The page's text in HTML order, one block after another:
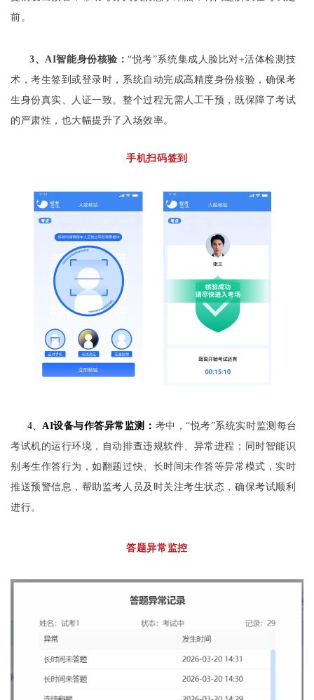
前。
3、AI智能身份核验：“悦考”系统集成人脸比对+活体检测技
术，考生签到或登录时，系统自动完成高精度身份核验，确保考
生身份真实、人证一致。整个过程无需人工干预，既保障了考试
的严肃性，也大幅提升了入场效率。
手机扫码签到
4、 AI设备与作答异常监测： 考中，“悦考”系统实时监测每台
考试机的运行环境，自动排查违规软件、异常进程；同时智能识
别考生作答行为，如翻题过快、长时间未作答等异常模式，实时
推送预警信息，帮助监考人员及时关注考生状态，确保考试顺利
进行。
答题异常监控